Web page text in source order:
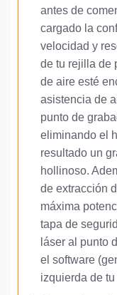
antes de
cargado la
velocidad y
de tu rejilla de
de aire esté
asistencia de
punto de
eliminando el
resultado un
hollinoso.
de extracción
máxima
tapa de
láser al punto
el software
izquierda de